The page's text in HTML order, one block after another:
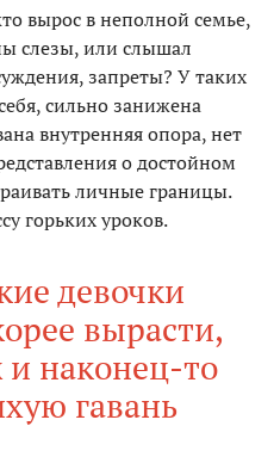
вырос в неполной семье,
слезы, или слышал
запреты? У таких
сильно занижена
внутренняя опора, нет
о достойном
личные границы.
горьких уроков.
девочки
вырасти,
наконец-то
гавань